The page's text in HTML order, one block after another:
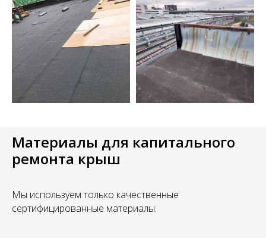
Материалы для капитального
ремонта крыш
Мы используем только качественные
сертифицированные материалы: